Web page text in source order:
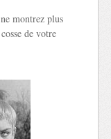
montrez plus
de votre